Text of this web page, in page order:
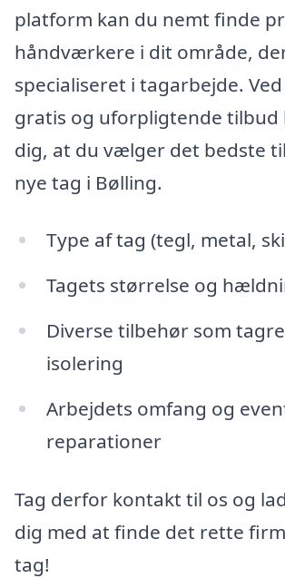
platform kan du nemt finde
håndværkere i dit område,
specialiseret i tagarbejde.
gratis og uforpligtende tilbud
dig, at du vælger det bedste
nye tag i Bølling.
Type af tag (tegl, metal,
Tagets størrelse og
Diverse tilbehør som
isolering
Arbejdets omfang og
reparationer
Tag derfor kontakt til os og
dig med at finde det rette
tag!